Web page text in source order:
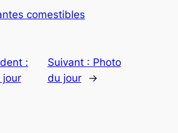
comestibles
:
jour
Suivant : Photo
du jour
→